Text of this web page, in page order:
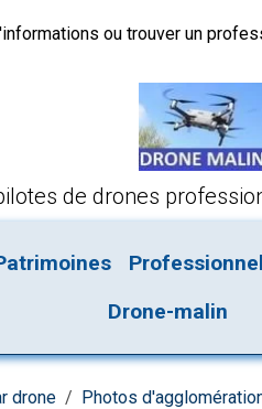
ou trouver un
de drones
Drone-malin
drone
Photos